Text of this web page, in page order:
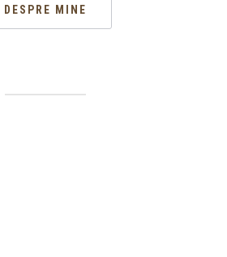
DESPRE MINE